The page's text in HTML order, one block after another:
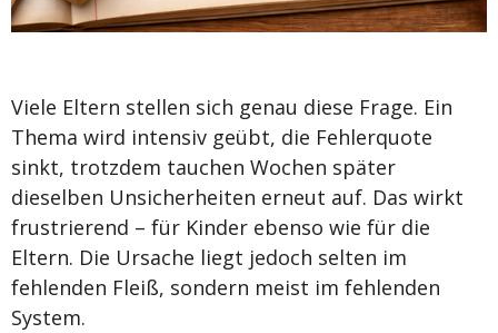
Viele Eltern stellen sich genau diese Frage. Ein
Thema wird intensiv geübt, die Fehlerquote
sinkt, trotzdem tauchen Wochen später
dieselben Unsicherheiten erneut auf. Das wirkt
frustrierend – für Kinder ebenso wie für die
Eltern. Die Ursache liegt jedoch selten im
fehlenden Fleiß, sondern meist im fehlenden
System.